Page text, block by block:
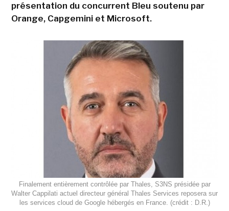
présentation du concurrent Bleu soutenu par
Orange, Capgemini et Microsoft.
Finalement entièrement contrôlée par Thales, S3NS présidée par
Walter Cappilati actuel directeur général Thales Services reposera sur
les services cloud de Google hébergés en France. (crédit : D.R.)